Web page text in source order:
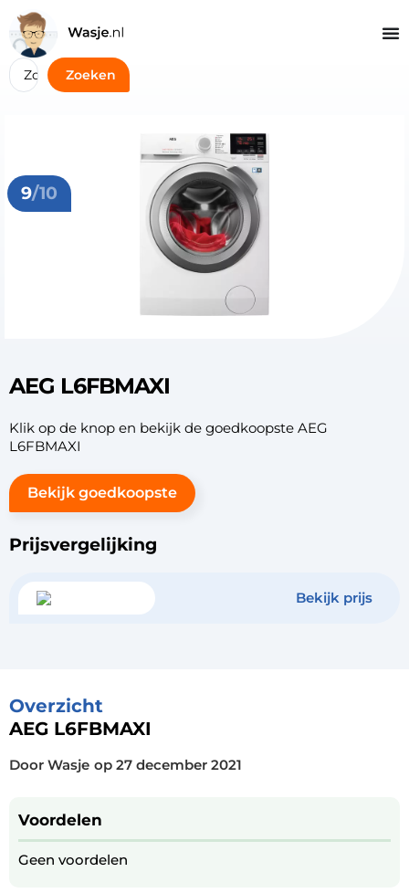
Zoeken
9/10
AEG L6FBMAXI
Klik op de knop en bekijk de goedkoopste AEG
L6FBMAXI
Bekijk goedkoopste
Prijsvergelijking
Bekijk prijs
Overzicht
AEG L6FBMAXI
Door Wasje op 27 december 2021
Voordelen
Geen voordelen